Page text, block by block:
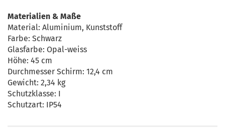
Materialien & Maße
Material: Aluminium, Kunststoff
Farbe: Schwarz
Glasfarbe: Opal-weiss
Höhe: 45 cm
Durchmesser Schirm: 12,4 cm
Gewicht: 2,34 kg
Schutzklasse: I
Schutzart: IP54